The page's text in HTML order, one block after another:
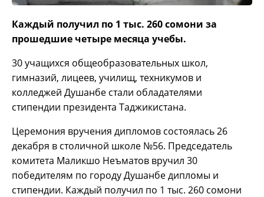
Каждый получил по 1 тыс. 260 сомони за
прошедшие четыре месяца учебы.
30 учащихся общеобразовательных школ,
гимназий, лицеев, училищ, техникумов и
колледжей Душанбе стали обладателями
стипендии президента Таджикистана.
Церемония вручения дипломов состоялась 26
декабря в столичной школе №56. Председатель
комитета Маликшо Неъматов вручил 30
победителям по городу Душанбе дипломы и
стипендии. Каждый получил по 1 тыс. 260 сомони